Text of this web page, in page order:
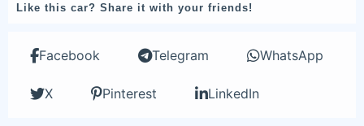
Like this car? Share it with your friends!
Facebook Telegram WhatsApp
X Pinterest LinkedIn